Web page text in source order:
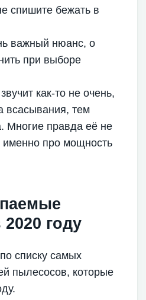
спишите бежать в
важный нюанс, о
при выборе
как-то не очень,
всасывания, тем
Многие правда её не
именно про мощность
году
списку самых
пылесосов, которые